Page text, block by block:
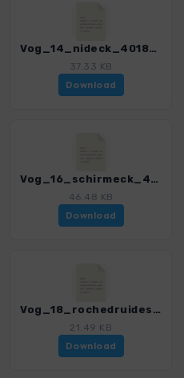
Vog_14_nideck_4018_8.gpx
37.33 KB
Download
Vog_16_schirmeck_4018_8.gpx
46.48 KB
Download
Vog_18_rochedruides_4018_8.gpx
21.49 KB
Download